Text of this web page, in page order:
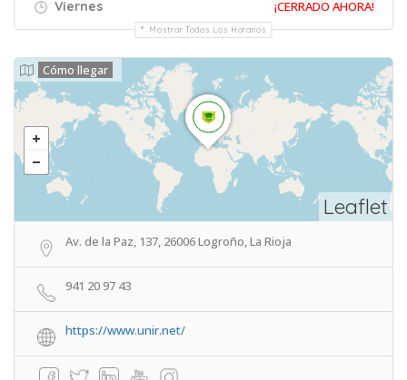
Viernes ¡CERRADO AHORA!
Mostrar Todos Los Horarios
Leaflet
Cómo llegar
Av. de la Paz, 137, 26006 Logroño, La Rioja
941 20 97 43
https://www.unir.net/